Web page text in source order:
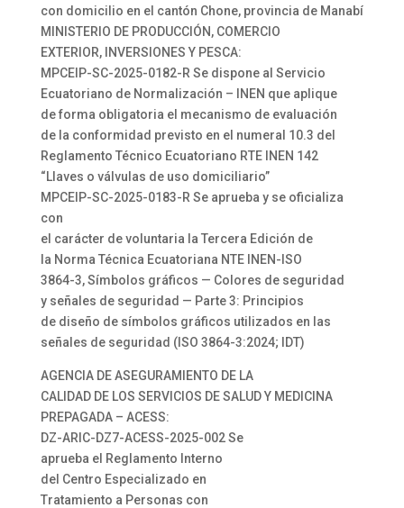
con domicilio en el cantón Chone, provincia de Manabí
MINISTERIO DE PRODUCCIÓN, COMERCIO
EXTERIOR, INVERSIONES Y PESCA:
MPCEIP-SC-2025-0182-R Se dispone al Servicio
Ecuatoriano de Normalización – INEN que aplique
de forma obligatoria el mecanismo de evaluación
de la conformidad previsto en el numeral 10.3 del
Reglamento Técnico Ecuatoriano RTE INEN 142
“Llaves o válvulas de uso domiciliario”
MPCEIP-SC-2025-0183-R Se aprueba y se oficializa
con
el carácter de voluntaria la Tercera Edición de
la Norma Técnica Ecuatoriana NTE INEN-ISO
3864-3, Símbolos gráficos — Colores de seguridad
y señales de seguridad — Parte 3: Principios
de diseño de símbolos gráficos utilizados en las
señales de seguridad (ISO 3864-3:2024; IDT)
AGENCIA DE ASEGURAMIENTO DE LA
CALIDAD DE LOS SERVICIOS DE SALUD Y MEDICINA
PREPAGADA – ACESS:
DZ-ARIC-DZ7-ACESS-2025-002 Se
aprueba el Reglamento Interno
del Centro Especializado en
Tratamiento a Personas con